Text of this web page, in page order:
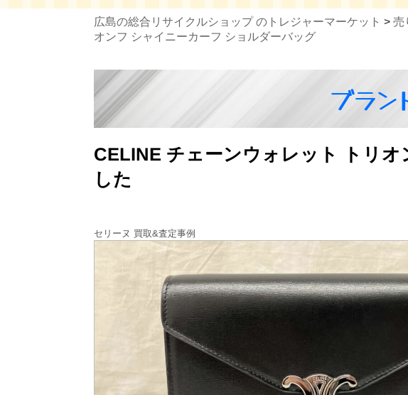
広島の総合リサイクルショップ のトレジャーマーケット > 売
オンフ シャイニーカーフ ショルダーバッグ
ブラ
CELINE チェーンウォレット トリ
した
セリーヌ 買取&査定事例